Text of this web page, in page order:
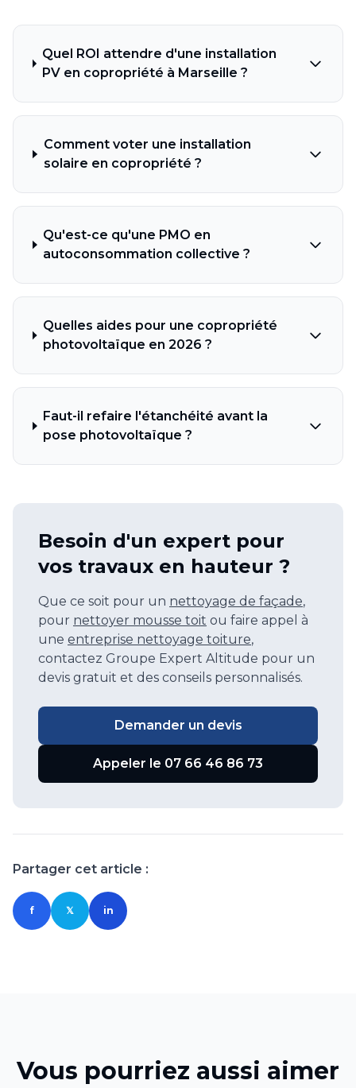
Quel ROI attendre d'une installation
PV en copropriété à Marseille ?
Comment voter une installation
solaire en copropriété ?
Qu'est-ce qu'une PMO en
autoconsommation collective ?
Quelles aides pour une copropriété
photovoltaïque en 2026 ?
Faut-il refaire l'étanchéité avant la
pose photovoltaïque ?
Besoin d'un expert pour
vos travaux en hauteur ?
Que ce soit pour un nettoyage de façade,
pour nettoyer mousse toit ou faire appel à
une entreprise nettoyage toiture,
contactez Groupe Expert Altitude pour un
devis gratuit et des conseils personnalisés.
Demander un devis
Appeler le 07 66 46 86 73
Partager cet article :
f 𝕏 in
Vous pourriez aussi aimer